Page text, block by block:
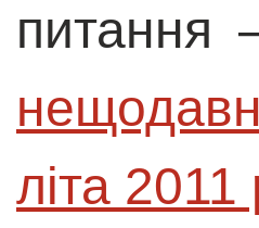
питання
літа 2011